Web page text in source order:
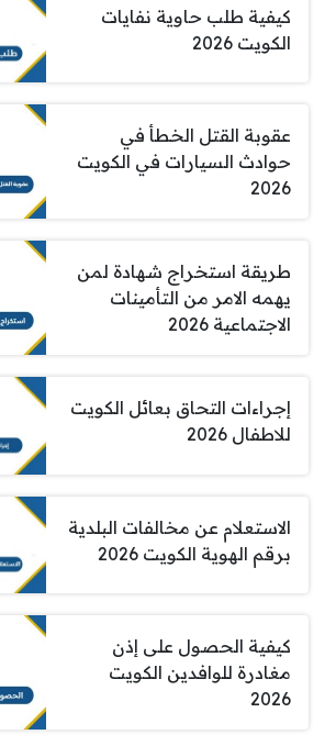
كيفية طلب حاوية نفايات
الكويت 2026
عقوبة القتل الخطأ في
حوادث السيارات في الكويت
2026
طريقة استخراج شهادة لمن
يهمه الامر من التأمينات
الاجتماعية 2026
إجراءات التحاق بعائل الكويت
للاطفال 2026
الاستعلام عن مخالفات البلدية
برقم الهوية الكويت 2026
كيفية الحصول على إذن
مغادرة للوافدين الكويت
2026